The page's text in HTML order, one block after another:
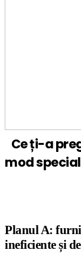
Ce ți-a
mod
Planul A:
ineficiente și